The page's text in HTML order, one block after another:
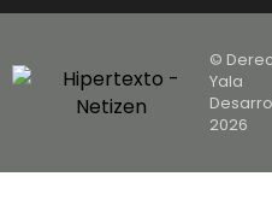
©
Yala
2026